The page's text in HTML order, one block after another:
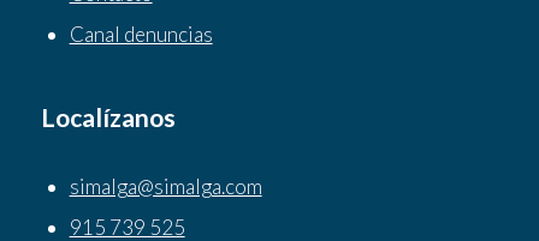
Canal denuncias
Localízanos
simalga@simalga.com
915 739 525